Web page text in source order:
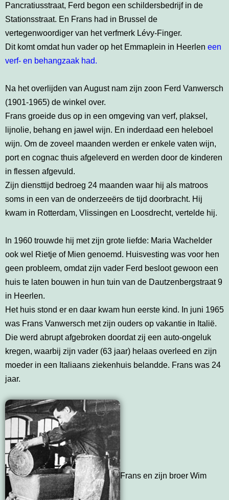
Pancratiusstraat, Ferd begon een schildersbedrijf in de
Stationsstraat. En Frans had in Brussel de
vertegenwoordiger van het verfmerk Lévy-Finger.
Dit komt omdat hun vader op het Emmaplein in Heerlen een
verf- en behangzaak had.
Na het overlijden van August nam zijn zoon Ferd Vanwersch
(1901-1965) de winkel over.
Frans groeide dus op in een omgeving van verf, plaksel,
lijnolie, behang en jawel wijn. En inderdaad een heleboel
wijn. Om de zoveel maanden werden er enkele vaten wijn,
port en cognac thuis afgeleverd en werden door de kinderen
in flessen afgevuld.
Zijn diensttijd bedroeg 24 maanden waar hij als matroos
soms in een van de onderzeeërs de tijd doorbracht. Hij
kwam in Rotterdam, Vlissingen en Loosdrecht, vertelde hij.
In 1960 trouwde hij met zijn grote liefde: Maria Wachelder
ook wel Rietje of Mien genoemd. Huisvesting was voor hen
geen probleem, omdat zijn vader Ferd besloot gewoon een
huis te laten bouwen in hun tuin van de Dautzenbergstraat 9
in Heerlen.
Het huis stond er en daar kwam hun eerste kind. In juni 1965
was Frans Vanwersch met zijn ouders op vakantie in Italië.
Die werd abrupt afgebroken doordat zij een auto-ongeluk
kregen, waarbij zijn vader (63 jaar) helaas overleed en zijn
moeder in een Italiaans ziekenhuis belandde. Frans was 24
jaar.
Frans en zijn broer Wim